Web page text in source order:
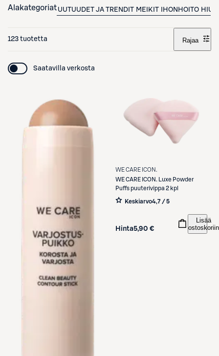
Alakategoriat UUTUUDET JA TRENDIT MEIKIT IHONHOITO
123 tuotetta Rajaa
Saatavilla verkosta
WE CARE ICON.
WE CARE ICON. Luxe Powder
Puffs puuterivippa 2 kpl
Keskiarvo4,7 / 5
Hinta5,90 €
Lisää
ostoskoriin